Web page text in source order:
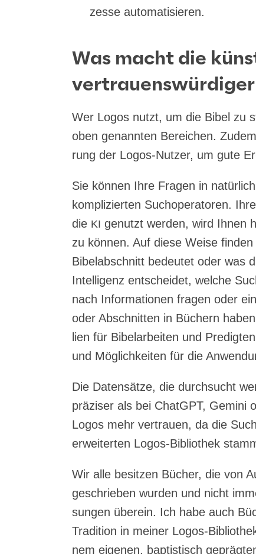
zes­se automatisieren.
Was macht die
vertrauenswürdiger
Wer Logos nutzt, um die Bibel zu
oben genann­ten Berei­chen.
rung der Logos-Nut­zer, um gute
Sie kön­nen Ihre Fra­gen in
kom­pli­zier­ten Such­ope­ra­to­ren.
die KI genutzt wer­den, wird Ihnen
zu kön­nen. Auf die­se Wei­se
Bibel­ab­schnitt bedeu­tet oder was
Intel­li­genz ent­schei­det, wel­che
nach Infor­ma­tio­nen fra­gen oder
oder Abschnit­ten in Büchern
li­en für Bibel­ar­bei­ten und
und Mög­lich­kei­ten für die
Die Daten­sät­ze, die durch­sucht
prä­zi­ser als bei ChatGPT, Gemi­ni
Logos mehr ver­trau­en, da die
erwei­ter­ten Logos-Biblio­thek
Wir alle besit­zen Bücher, die von
geschrie­ben wur­den und nicht
sun­gen über­ein. Ich habe auch
Tra­di­ti­on in mei­ner Logos-
nem eige­nen, bap­tis­tisch